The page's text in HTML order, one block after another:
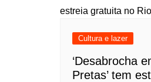
Cultura e lazer
‘Desabrocha
Pretas’ tem